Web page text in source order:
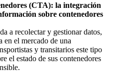
(CTA): la integración
sobre contenedores
a recolectar y gestionar datos,
en el mercado de una
y transitarios este tipo
el estado de sus contenedores